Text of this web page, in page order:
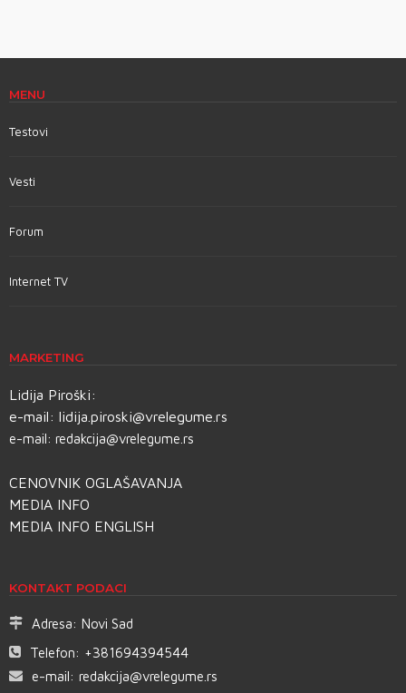
MENU
Testovi
Vesti
Forum
Internet TV
MARKETING
Lidija Piroški:
e-mail: lidija.piroski@vrelegume.rs
e-mail: redakcija@vrelegume.rs
CENOVNIK OGLAŠAVANJA
MEDIA INFO
MEDIA INFO ENGLISH
KONTAKT PODACI
Adresa: Novi Sad
Telefon: +381694394544
e-mail: redakcija@vrelegume.rs